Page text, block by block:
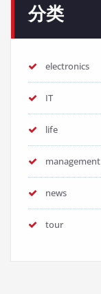
分类
electronics
IT
life
management
news
tour